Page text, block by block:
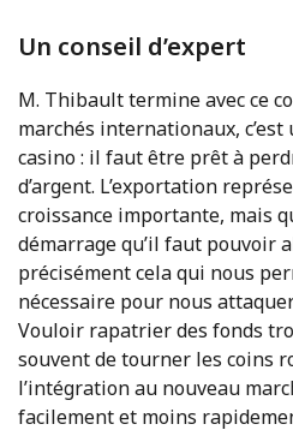
Un conseil d’expert
M. Thibault termine avec ce
marchés internationaux,
casino : il faut être prêt à
d’argent. L’exportation
croissance importante, mais
démarrage qu’il faut pouvoir
précisément cela qui nous
nécessaire pour nous
Vouloir rapatrier des fonds
souvent de tourner les coins
l’intégration au nouveau
facilement et moins